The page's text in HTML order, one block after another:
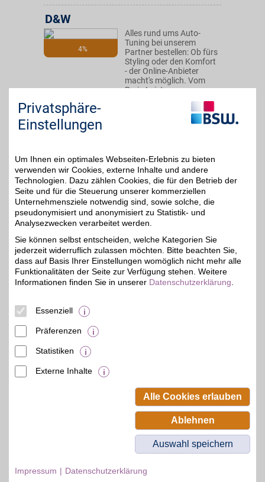
4%
D&W
Alles rund ums Auto-
Tuning bei unserem
Partner bestellen: Ob fürs
Styling oder den Komfort
- der Online-Anbieter
macht's möglich. Vom
Preis-Leistungs-
Verhältnis überzeugen
zusätzlich sparen!
baum-bmwshop24.de
Für Ihren BMW, Mini oder
Ihr BMW-Motorrad. Von
praktischen Accessoires
Original-Ersatzteilen
finden Sie alles für
Komfort, Pflege und
Fahrfreude. So ist Ihr
Fahrzeug bestens
ausgestattet und
Beamten-Selbsthilfewerk GmbH.
Privatsphäre-
Einstellungen
Um Ihnen ein optimales Webseiten-Erlebnis zu bieten
verwenden wir Cookies, externe Inhalte und andere
Technologien. Dazu zählen Cookies, die für den Betrieb der
Seite und für die Steuerung unserer kommerziellen
Unternehmensziele notwendig sind, sowie solche, die
pseudonymisiert und anonymisiert zu Statistik- und
Analysezwecken verarbeitet werden.
Sie können selbst entscheiden, welche Kategorien Sie
jederzeit widerruflich zulassen möchten. Bitte beachten Sie,
dass auf Basis Ihrer Einstellungen womöglich nicht mehr alle
Funktionalitäten der Seite zur Verfügung stehen. Weitere
Informationen finden Sie in unserer Datenschutzerklärung
Essenziell
Präferenzen
Statistiken
Externe Inhalte
Alle Cookies erlauben
Ablehnen
Auswahl speichern
Impressum Datenschutzerklärung